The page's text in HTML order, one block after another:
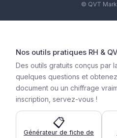
© QVT
Nos outils pratiques RH &
Des outils gratuits conçus par
quelques questions et
document ou un chiffrage
inscription, servez-vous !
📋
Générateur de fiche de